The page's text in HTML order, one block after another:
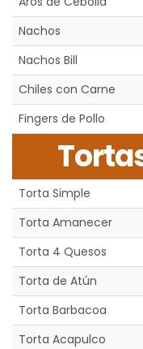
Nachos
Nachos Bill
Chiles con Carne
Fingers de Pollo
Torta Simple
Torta Amanecer
Torta 4 Quesos
Torta de Atún
Torta Barbacoa
Torta Acapulco